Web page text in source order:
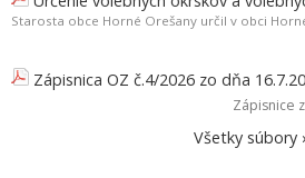
Starosta obce Horné Orešany určil v obci
Zápisnica OZ č.4/2026 zo dňa
Zápisnice
Všetky súbory ›